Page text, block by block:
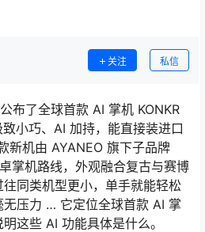
关注 私信
布了全球首款 AI 掌机 KONKR
小巧、AI 加持，能直接装进口
新机由 AYANEO 旗下子品牌
掌机路线，外观融合复古与赛博
同类机型更小，单手就能轻松
压力 … 它定位全球首款 AI 掌
这些 AI 功能具体是什么。